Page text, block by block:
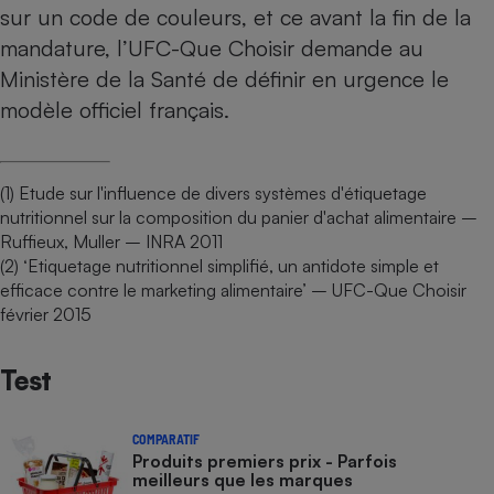
sur un code de couleurs, et ce avant la fin de la
mandature, l’UFC-Que Choisir demande au
Ministère de la Santé de définir en urgence le
modèle officiel français.
(1) Etude sur l'influence de divers systèmes d'étiquetage
nutritionnel sur la composition du panier d'achat alimentaire –
Ruffieux, Muller – INRA 2011
(2) ‘Etiquetage nutritionnel simplifié, un antidote simple et
efficace contre le marketing alimentaire’ – UFC-Que Choisir
février 2015
Test
COMPARATIF
Produits premiers prix - Parfois
meilleurs que les marques